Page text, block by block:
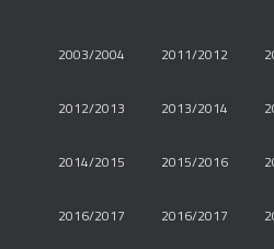
2003/2004 2011/2012
2012/2013 2013/2014
2014/2015 2015/2016
2016/2017 2016/2017